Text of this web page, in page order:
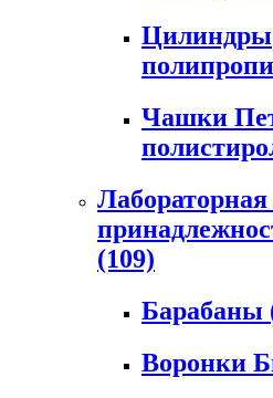
Цилиндры
Чашки
Лабораторная
(109)
Барабаны
Воронки